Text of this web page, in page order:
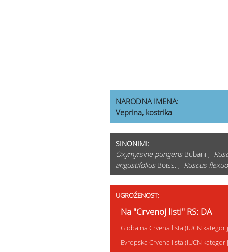
NARODNA IMENA:
Veprina, kostrika
SINONIMI:
Oxymyrsine pungensBubani ,
angustifoliusBoiss. , Ruscus
UGROŽENOST:
Na "Crvenoj listi" RS: DA
Globalna Crvena lista (IUCN
Evropska Crvena lista (IUCN